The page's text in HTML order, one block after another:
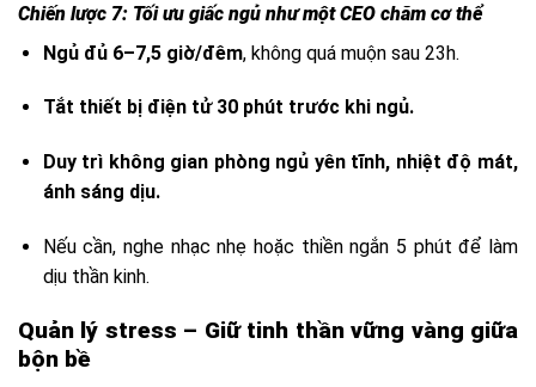
Chiến lược 7: Tối ưu giấc ngủ như một CEO chăm cơ thể
Ngủ đủ 6–7,5 giờ/đêm, không quá muộn sau 23h.
Tắt thiết bị điện tử 30 phút trước khi ngủ.
Duy trì không gian phòng ngủ yên tĩnh, nhiệt độ mát,
ánh sáng dịu.
Nếu cần, nghe nhạc nhẹ hoặc thiền ngắn 5 phút để làm
dịu thần kinh.
Quản lý stress – Giữ tinh thần vững vàng giữa
bộn bề